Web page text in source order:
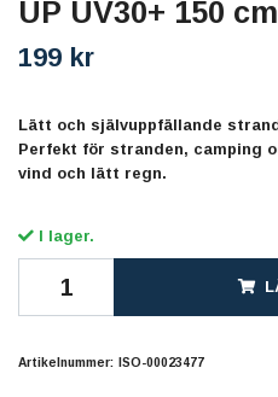
UP UV30+ 150 cm
199 kr
Lätt och självuppfällande
Perfekt för stranden, camping
vind och lätt regn.
I lager.
Artikelnummer: ISO-00023477